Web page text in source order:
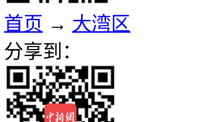
首页 → 大湾区
分享到：